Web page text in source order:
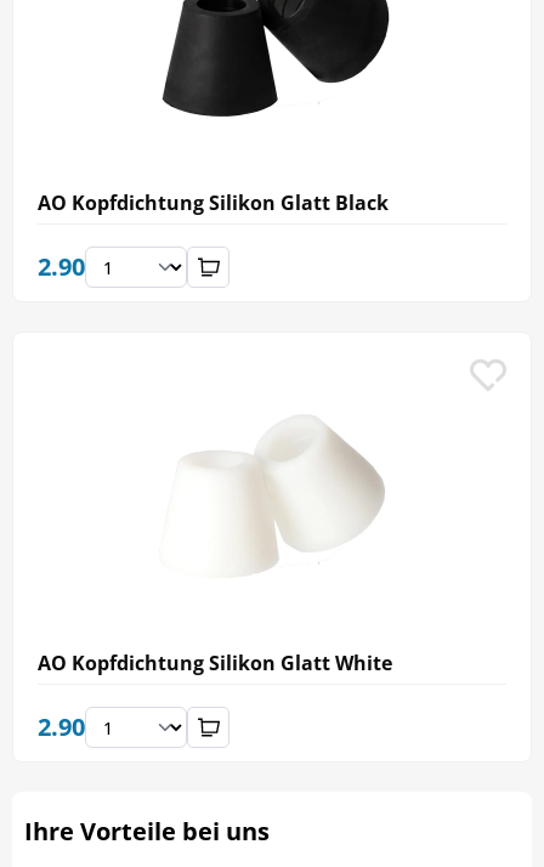
AO Kopfdichtung Silikon Glatt Black
2.90
AO Kopfdichtung Silikon Glatt White
2.90
Ihre Vorteile bei uns